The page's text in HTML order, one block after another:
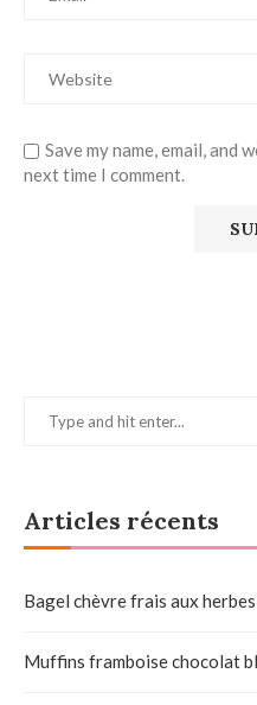
Save my name, email, and
next time I comment.
Articles récents
Bagel chèvre frais aux
Muffins framboise chocolat